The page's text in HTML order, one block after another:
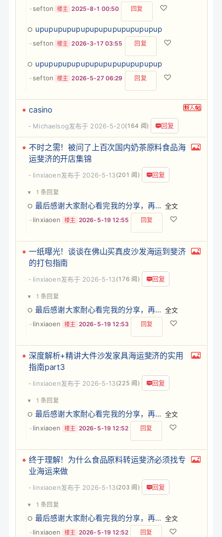
- sefton 楼主 2025-8-1 00:50 回复 ♡
upupupupupupupupupupupupupup
- sefton 楼主 2026-3-17 03:55 回复 ♡
upupupupupupupupupupupupupup
- sefton 楼主 2026-5-27 06:29 回复 ♡
casino
Michaelsog (164 阅) 回复
发布于 2026-5-20
不时之需！被问了上百次国内奶茶原料食品海
运斐济的开店集锦
linxiaoen (201 阅) 回复
发布于 2026-5-13
▾ 1 条回复
最后感谢大家耐心看完我的分享，再次贴上我的联系方式，您有国际物流方面的问题，我会把我知道的逐… 全文
- linxiaoen 楼主 2026-5-19 12:55 回复 ♡
一纸曝光！谈谈在佛山买真皮沙发海运到斐济
的打包指南
linxiaoen (176 阅) 回复
发布于 2026-5-13
▾ 1 条回复
最后感谢大家耐心看完我的分享，再次贴上我的联系方式，您有国际物流方面的问题，我会把我知道的逐… 全文
- linxiaoen 楼主 2026-5-19 12:53 回复 ♡
深度解析+精讲大件沙发家具海运斐济的实用
指南part3
linxiaoen (225 阅) 回复
发布于 2026-5-13
▾ 1 条回复
最后感谢大家耐心看完我的分享，再次贴上我的联系方式，您有国际物流方面的问题，我会把我知道的逐… 全文
- linxiaoen 楼主 2026-5-19 12:52 回复 ♡
终于理解！为什么食品原料转运斐济必须找专
业海运来做
linxiaoen (203 阅) 回复
发布于 2026-5-13
▾ 1 条回复
最后感谢大家耐心看完我的分享，再次贴上我的联系方式，您有国际物流方面的问题，我会把我知道的逐… 全文
- linxiaoen 楼主 2026-5-19 12:52 回复 ♡